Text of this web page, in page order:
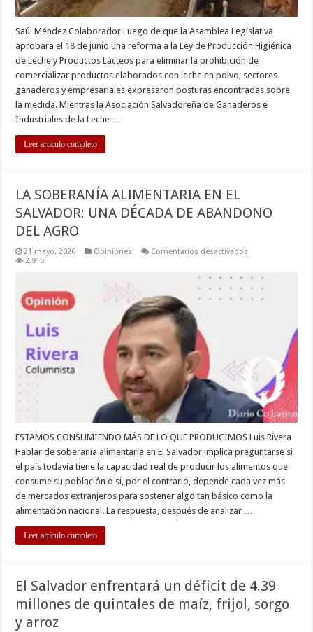
Saúl Méndez Colaborador Luego de que la Asamblea Legislativa
aprobara el 18 de junio una reforma a la Ley de Producción Higiénica
de Leche y Productos Lácteos para eliminar la prohibición de
comercializar productos elaborados con leche en polvo, sectores
ganaderos y empresariales expresaron posturas encontradas sobre
la medida. Mientras la Asociación Salvadoreña de Ganaderos e
Industriales de la Leche …
Leer artículo completo
LA SOBERANÍA ALIMENTARIA EN EL
SALVADOR: UNA DÉCADA DE ABANDONO
DEL AGRO
21 mayo, 2026 Opiniones Comentarios desactivados
ALIMENTARIA
EN
EL
ABANDONO
2,915
ESTAMOS CONSUMIENDO MÁS DE LO QUE PRODUCIMOS Luis Rivera
Hablar de soberanía alimentaria en El Salvador implica preguntarse si
el país todavía tiene la capacidad real de producir los alimentos que
consume su población o si, por el contrario, depende cada vez más
de mercados extranjeros para sostener algo tan básico como la
alimentación nacional. La respuesta, después de analizar …
Leer artículo completo
El Salvador enfrentará un déficit de 4.39
millones de quintales de maíz, frijol, sorgo
y arroz